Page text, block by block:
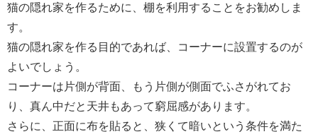
猫の隠れ家を作るために、棚を利用することをお勧めしま
す。
猫の隠れ家を作る目的であれば、コーナーに設置するのが
よいでしょう。
コーナーは片側が背面、もう片側が側面でふさがれてお
り、真ん中だと天井もあって窮屈感があります。
さらに、正面に布を貼ると、狭くて暗いという条件を満た